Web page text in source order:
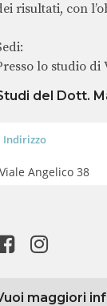
risultati, con
lo studio di
del Dott.
Indirizzo
Viale Angelico 38
maggiori